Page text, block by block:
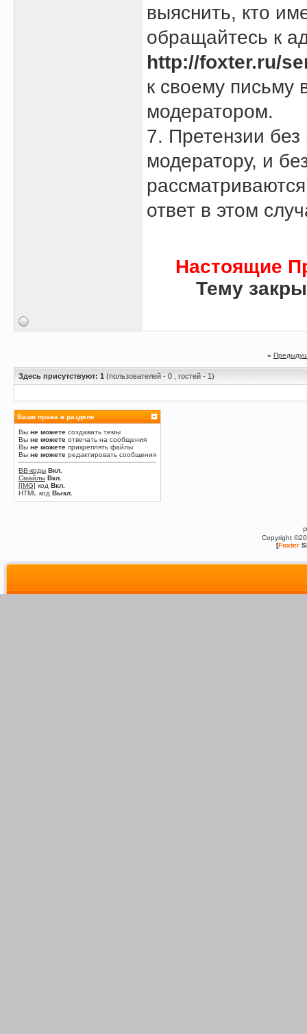
выяснить, кто
обращайтесь к
http://foxter.ru/
к своему письму
модератором.
7. Претензии
модератору, и
ответ в этом
Настоящие
Тему
«
Здесь присутствуют: 1 (пользователей - 0 , гостей - 1)
Ваши права в разделе
Вы не можете создавать темы
Вы не можете отвечать на сообщения
Вы не можете прикреплять файлы
Вы не можете редактировать сообщения
BB-коды Вкл.
Смайлы Вкл.
[IMG] код Вкл.
HTML код Выкл.
Copyright
[Foxter